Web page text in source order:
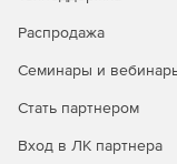
для голосовых
Также была
системами для
Сервер Video
Распродажа
Семинары и
Стать партнером
Вход в ЛК партнера